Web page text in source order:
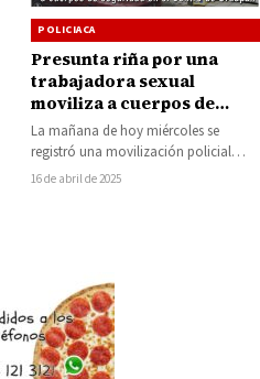
POLICIACA
Presunta riña por una
trabajadora sexual
moviliza a cuerpos de
seguridad en el Centro de
Uruapan
La mañana de hoy miércoles se
registró una movilización policial
sobre la Avenida Álvaro Obregón, en
16 de abril de 2025